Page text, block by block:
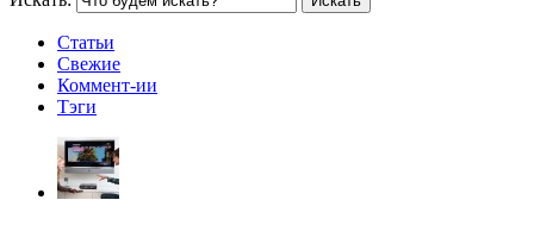
Статьи
Свежие
Коммент-ии
Тэги